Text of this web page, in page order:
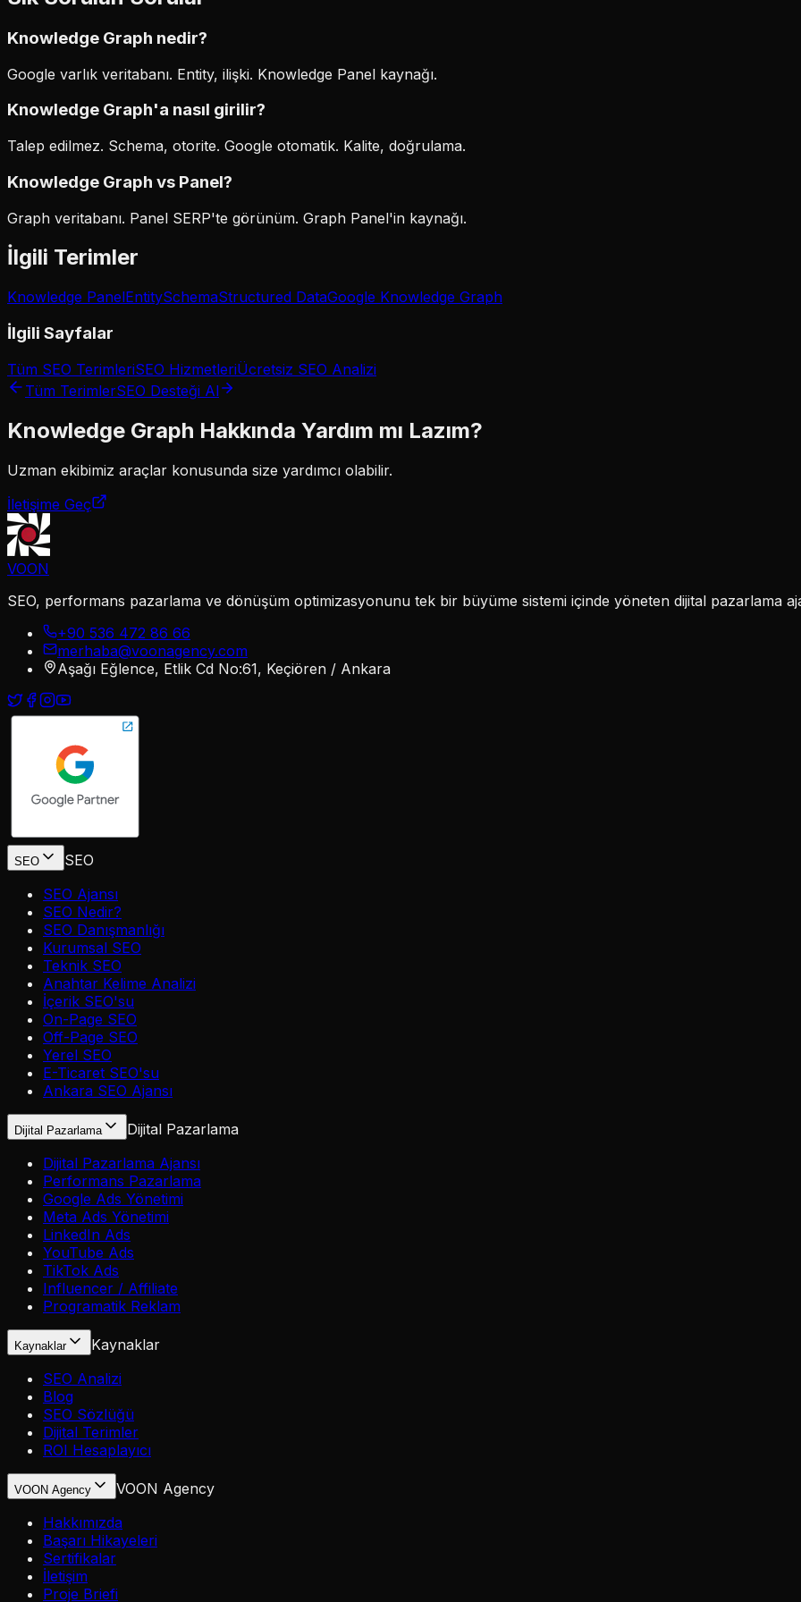
Knowledge Graph nedir?
Google varlık veritabanı. Entity, ilişki. Knowledge Panel kaynağı.
Knowledge Graph'a nasıl girilir?
Talep edilmez. Schema, otorite. Google otomatik. Kalite, doğrulama.
Knowledge Graph vs Panel?
Graph veritabanı. Panel SERP'te görünüm. Graph Panel'in kaynağı.
İlgili Terimler
Knowledge PanelEntitySchemaStructured DataGoogle Knowledge Graph
İlgili Sayfalar
Tüm SEO TerimleriSEO HizmetleriÜcretsiz SEO Analizi
Tüm TerimlerSEO Desteği Al
Knowledge Graph Hakkında Yardım mı Lazım?
Uzman ekibimiz araçlar konusunda size yardımcı olabilir.
İletişime Geç
VOON
SEO, performans pazarlama ve dönüşüm optimizasyonunu tek bir büyüme sistemi içinde yöneten dijital pazarlama
+90 536 472 86 66
merhaba@voonagency.com
Aşağı Eğlence, Etlik Cd No:61, Keçiören / Ankara
SEO
SEO
SEO Ajansı
SEO Nedir?
SEO Danışmanlığı
Kurumsal SEO
Teknik SEO
Anahtar Kelime Analizi
İçerik SEO'su
On-Page SEO
Off-Page SEO
Yerel SEO
E-Ticaret SEO'su
Ankara SEO Ajansı
Dijital Pazarlama
Dijital Pazarlama
Dijital Pazarlama Ajansı
Performans Pazarlama
Google Ads Yönetimi
Meta Ads Yönetimi
LinkedIn Ads
YouTube Ads
TikTok Ads
Influencer / Affiliate
Programatik Reklam
Kaynaklar
Kaynaklar
SEO Analizi
Blog
SEO Sözlüğü
Dijital Terimler
ROI Hesaplayıcı
VOON Agency
VOON Agency
Hakkımızda
Başarı Hikayeleri
Sertifikalar
İletişim
Proje Briefi